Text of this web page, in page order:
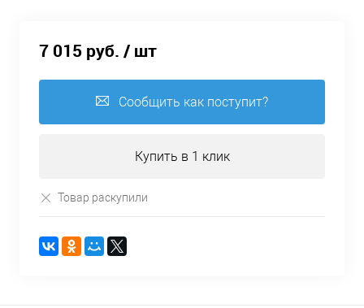
7 015 руб. / шт
Сообщить как поступит?
Купить в 1 клик
Товар раскупили